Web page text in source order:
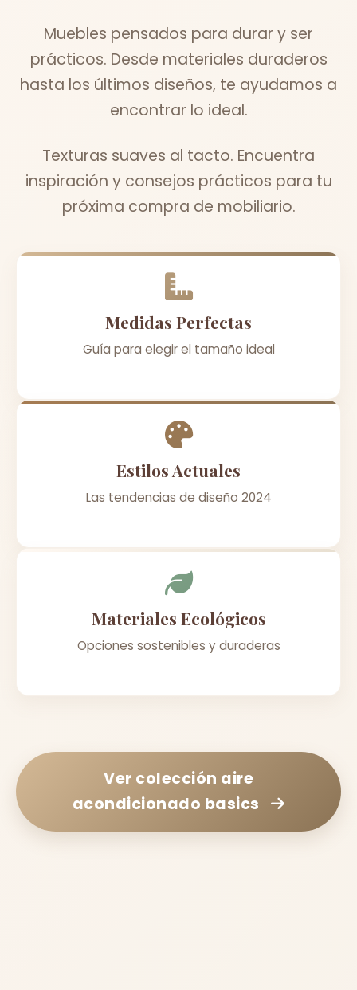
Muebles pensados para durar y ser
prácticos. Desde materiales duraderos
hasta los últimos diseños, te ayudamos a
encontrar lo ideal.
Texturas suaves al tacto. Encuentra
inspiración y consejos prácticos para tu
próxima compra de mobiliario.
Medidas Perfectas
Guía para elegir el tamaño ideal
Estilos Actuales
Las tendencias de diseño 2024
Materiales Ecológicos
Opciones sostenibles y duraderas
Ver colección aire
acondicionado basics